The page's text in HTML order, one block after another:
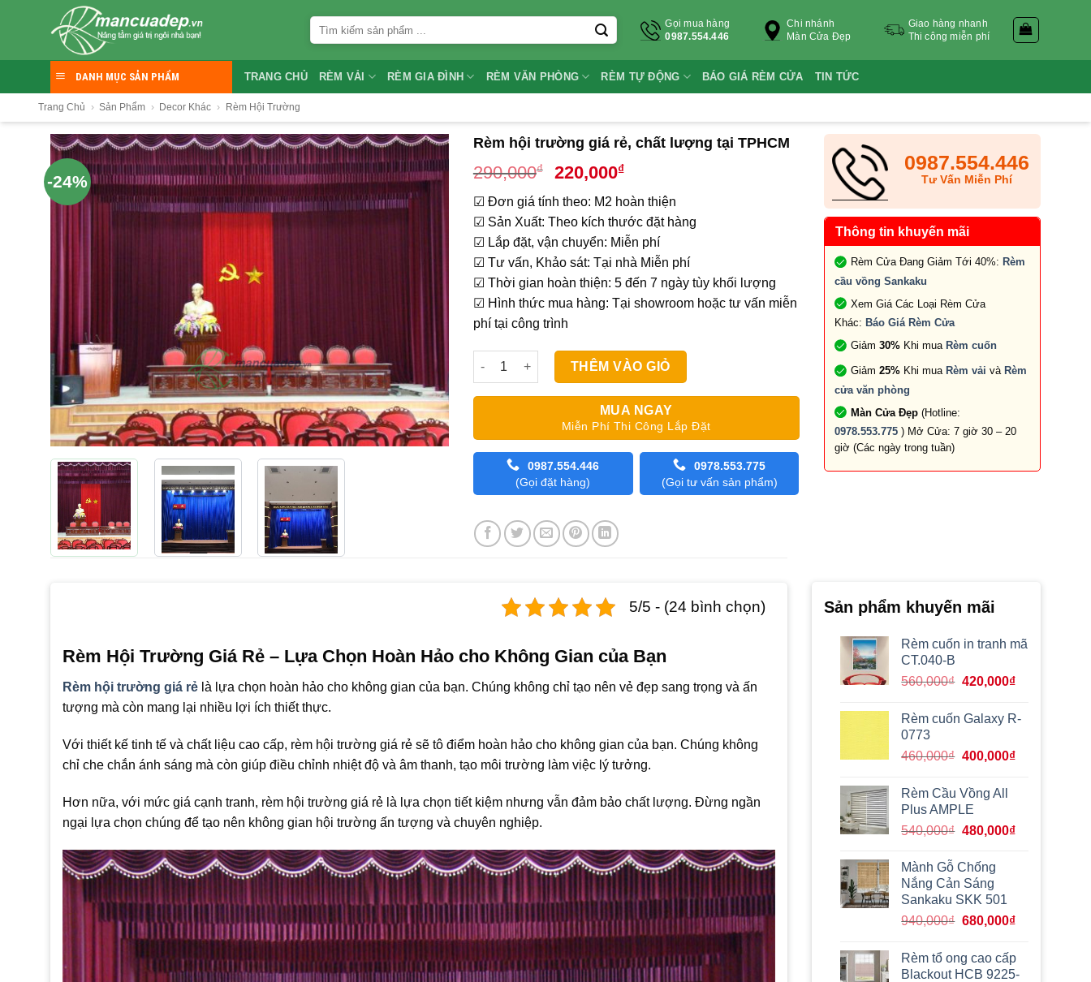
Tìm
kiếm:
Gọi mua hàng
0987.554.446
Chi nhánh
Màn Cửa Đẹp
Giao hàng nhanh
Thi công miễn phí
DANH MỤC SẢN PHẨM TRANG CHỦ RÈM VẢI RÈM GIA ĐÌNH RÈM VĂN PHÒNG RÈM TỰ ĐỘNG BÁO GIÁ RÈM CỬA TIN TỨC
Trang Chủ › Sản Phẩm › Decor Khác › Rèm Hội Trường
-24%
Rèm hội trường giá rẻ, chất lượng tại TPHCM
290,000₫
Giá
là:
290,000₫.
220,000₫Giá
hiện
tại
là:
220,000₫.
☑ Đơn giá tính theo: M2 hoàn thiện
☑ Sản Xuất: Theo kích thước đặt hàng
☑ Lắp đặt, vận chuyển: Miễn phí
☑ Tư vấn, Khảo sát: Tại nhà Miễn phí
☑ Thời gian hoàn thiện: 5 đến 7 ngày tùy khối lượng
☑ Hình thức mua hàng: Tại showroom hoặc tư vấn miễn
phí tại công trình
Rèm hội trường giá rẻ, chất lượng tại TPHCM số lượng
THÊM VÀO GIỎ
MUA NGAY
Miễn Phí Thi Công Lắp Đặt
0987.554.446
(Gọi đặt hàng)
0978.553.775
(Gọi tư vấn sản phẩm)
0987.554.446
Tư Vấn Miễn Phí
Thông tin khuyến mãi
Rèm Cửa Đang Giảm Tới 40%: Rèm
cầu vồng Sankaku
Xem Giá Các Loại Rèm Cửa
Khác: Báo Giá Rèm Cửa
Giảm 30%Khi mua Rèm cuốn
Giảm 25%Khi mua Rèm vải và Rèm
cửa văn phòng
Màn Cửa Đẹp (Hotline:
0978.553.775 ) Mở Cửa: 7 giờ 30 – 20
giờ (Các ngày trong tuần)
5/5 - (24 bình chọn)
Rèm Hội Trường Giá Rẻ – Lựa Chọn Hoàn Hảo cho Không Gian của Bạn
Rèm hội trường giá rẻ là lựa chọn hoàn hảo cho không gian của bạn. Chúng không chỉ tạo nên vẻ đẹp sang trọng và ấn
tượng mà còn mang lại nhiều lợi ích thiết thực.
Với thiết kế tinh tế và chất liệu cao cấp, rèm hội trường giá rẻ sẽ tô điểm hoàn hảo cho không gian của bạn. Chúng không
chỉ che chắn ánh sáng mà còn giúp điều chỉnh nhiệt độ và âm thanh, tạo môi trường làm việc lý tưởng.
Hơn nữa, với mức giá cạnh tranh, rèm hội trường giá rẻ là lựa chọn tiết kiệm nhưng vẫn đảm bảo chất lượng. Đừng ngần
ngại lựa chọn chúng để tạo nên không gian hội trường ấn tượng và chuyên nghiệp.
Sản phẩm khuyến mãi
Rèm cuốn in tranh mã
CT.040-B
560,000₫ Giá
là:
420,000₫Giá
tại
420,000₫.
Rèm cuốn Galaxy R-
0773
460,000₫ Giá
là:
460,000₫.
400,000₫Giá
400,000₫.
Rèm Cầu Vồng All
Plus AMPLE
540,000₫ Giá
là:
540,000₫.
480,000₫Giá
Mành Gỗ Chống
Nắng Cản Sáng
Sankaku SKK 501
940,000₫ Giá
là:
940,000₫.
680,000₫Giá
tại
Rèm tổ ong cao cấp
Blackout HCB 9225-